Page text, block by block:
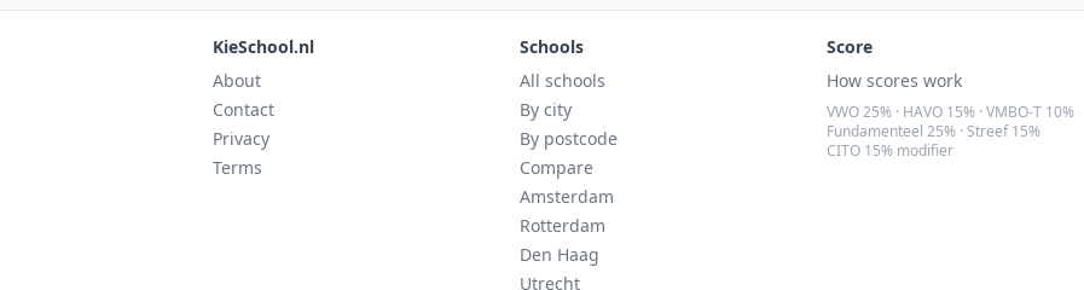
KieSchool.nl
About
Contact
Privacy
Terms
Schools
All schools
By city
By postcode
Compare
Amsterdam
Rotterdam
Den Haag
Utrecht
Score
How scores work
VWO 25% · HAVO 15% · VMBO-T 10%
Fundamenteel 25% · Streef 15%
CITO 15% modifier